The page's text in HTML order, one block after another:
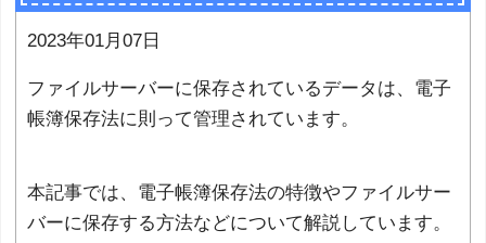
2023年01月07日
ファイルサーバーに保存されているデータは、電子
帳簿保存法に則って管理されています。
本記事では、電子帳簿保存法の特徴やファイルサー
バーに保存する方法などについて解説しています。